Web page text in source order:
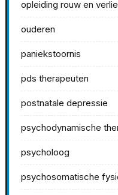
opleiding rouw en
ouderen
paniekstoornis
pds therapeuten
postnatale depressie
psychodynamische
psycholoog
psychosomatische